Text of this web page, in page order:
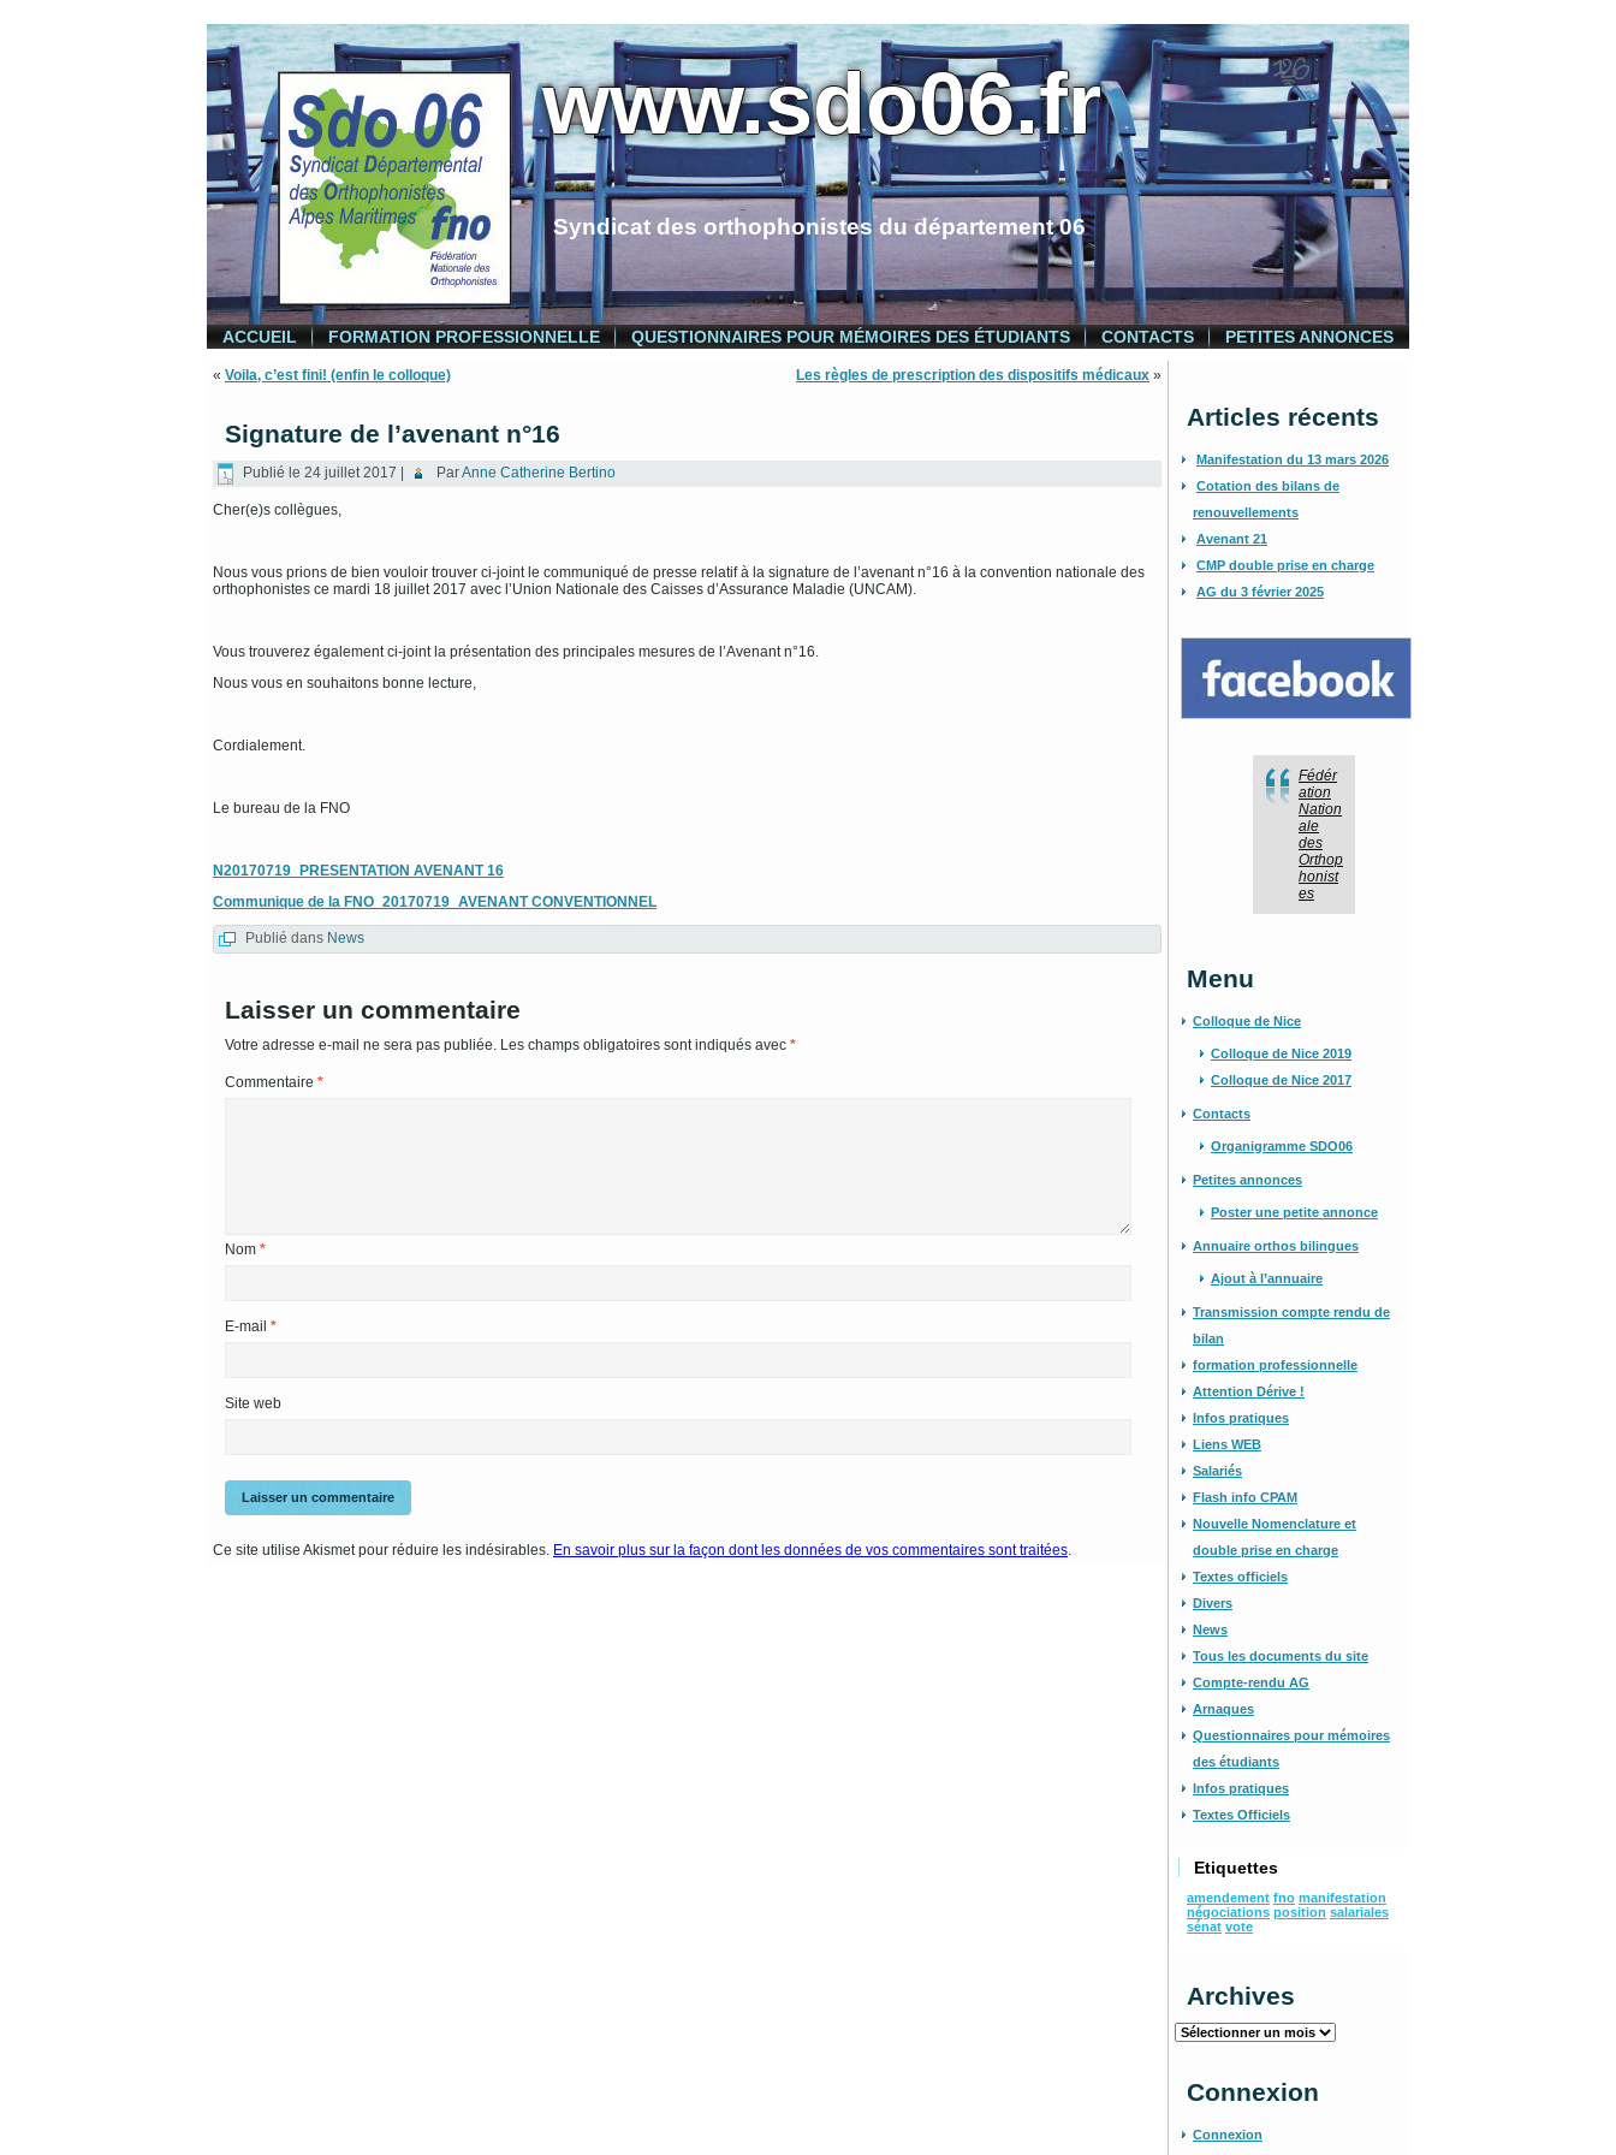
www.sdo06.fr
Syndicat des orthophonistes du département 06
ACCUEIL FORMATION PROFESSIONNELLE QUESTIONNAIRES POUR MÉMOIRES DES ÉTUDIANTS CONTACTS PETITES ANNONCES
« Voila, c’est fini! (enfin le colloque) Les règles de prescription des dispositifs médicaux »
Signature de l’avenant n°16
Publié le 24 juillet 2017 ParAnne Catherine Bertino
Cher(e)s collègues,
Nous vous prions de bien vouloir trouver ci-joint le communiqué de presse relatif à la signature de l’avenant n°16 à la convention nationale des
orthophonistes ce mardi 18 juillet 2017 avec l’Union Nationale des Caisses d’Assurance Maladie (UNCAM).
Vous trouverez également ci-joint la présentation des principales mesures de l’Avenant n°16.
Nous vous en souhaitons bonne lecture,
Cordialement.
Le bureau de la FNO
N20170719_PRESENTATION AVENANT 16
Communique de la FNO_20170719_AVENANT CONVENTIONNEL
Publié dans News
Laisser un commentaire
Votre adresse e-mail ne sera pas publiée. Les champs obligatoires sont indiqués avec *
Commentaire *
Nom *
E-mail *
Site web
Ce site utilise Akismet pour réduire les indésirables. En savoir plus sur la façon dont les données de vos commentaires sont traitées.
Articles récents
Manifestation du 13 mars 2026
Cotation des bilans de
renouvellements
Avenant 21
CMP double prise en charge
AG du 3 février 2025
Fédér
ation
Nation
ale
des
Orthop
honist
es
Menu
Colloque de Nice
Colloque de Nice 2019
Colloque de Nice 2017
Contacts
Organigramme SDO06
Petites annonces
Poster une petite annonce
Annuaire orthos bilingues
Ajout à l’annuaire
Transmission compte rendu de
bilan
formation professionnelle
Attention Dérive !
Infos pratiques
Liens WEB
Salariés
Flash info CPAM
Nouvelle Nomenclature et
double prise en charge
Textes officiels
Divers
News
Tous les documents du site
Compte-rendu AG
Arnaques
Questionnaires pour mémoires
des étudiants
Infos pratiques
Textes Officiels
Etiquettes
amendement fno manifestation
négociations position salariales
sénat vote
Archives
Archives
Connexion
Connexion